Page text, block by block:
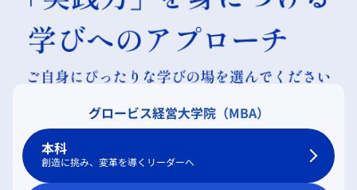
グロービス経営大学院（MBA）
本科
創造に挑み、変革を導くリーダーへ